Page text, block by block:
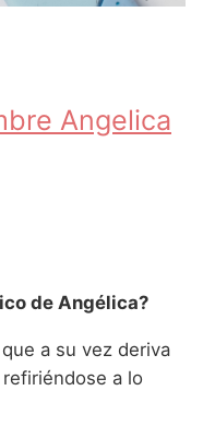
Angelica
de Angélica?
a su vez deriva
a lo